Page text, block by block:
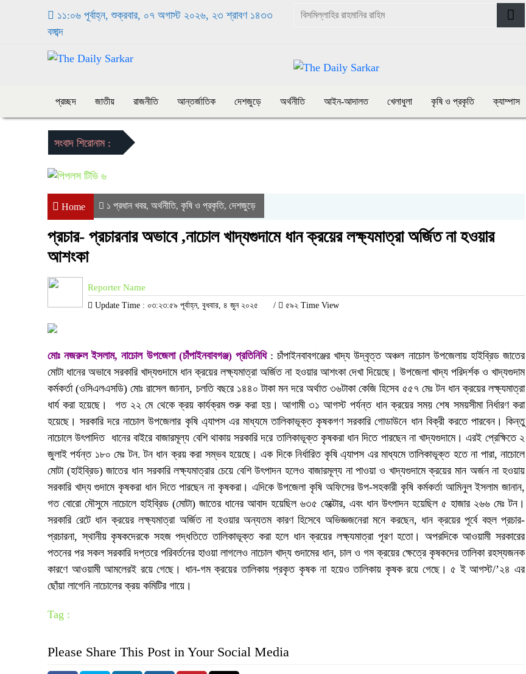
১১:০৬ পূর্বাহ্ন, শুক্রবার, ০৭ অগাস্ট ২০২৬, ২৩ শ্রাবণ ১৪৩৩
বঙ্গাব্দ
প্রচ্ছদ জাতীয় রাজনীতি আন্তর্জাতিক দেশজুড়ে অর্থনীতি আইন-আদালত খেলাধুলা কৃষি ও প্রকৃতি ক্যাম্পাস
সংবাদ শিরোনাম :
Home ১ প্রধান খবর, অর্থনীতি, কৃষি ও প্রকৃতি, দেশজুড়ে
প্রচার- প্রচারনার অভাবে ,নাচোল খাদ্যগুদামে ধান ক্রয়ের লক্ষ্যমাত্রা অর্জিত না হওয়ার
আশংকা
Reporter Name
Update Time : ০৩:২৩:৫৯ পূর্বাহ্ন, বুধবার, ৪ জুন ২০২৫ / ৫৯২ Time View
মোঃ নজরুল ইসলাম, নাচোল উপজেলা (চাঁপাইনবাবগঞ্জ) প্রতিনিধি: চাঁপাইনবাবগঞ্জের খাদ্য উদ্বৃত্ত অঞ্চল নাচোল উপজেলায় হাইব্রিড জাতের
মোটা ধানের অভাবে সরকারি খাদ্যগুদামে ধান ক্রয়ের লক্ষ্যমাত্রা অর্জিত না হওয়ার আশংকা দেখা দিয়েছে। উপজেলা খাদ্য পরিদর্শক ও খাদ্যগুদাম
কর্মকর্তা (ওসিএলএসডি) মোঃ রাসেল জানান, চলতি বছরে ১৪৪০ টাকা মন দরে অর্থাত ৩৬টাকা কেজি হিসেব ৫৫৭ মেঃ টন ধান ক্রয়ের লক্ষ্যমাত্রা
ধার্য করা হয়েছে। গত ২২ মে থেকে ক্রয় কার্যক্রম শুরু করা হয়। আগামী ৩১ আগস্ট পর্যন্ত ধান ক্রয়ের সময় শেষ সময়সীমা নির্ধারণ করা
হয়েছে। সরকারি দরে নাচোল উপজেলার কৃষি এ্যাপস এর মাধ্যমে তালিকাভূক্ত কৃষকগণ সরকারি গোডাউনে ধান বিক্রী করতে পারবেন। কিন্তু
নাচোলে উৎপাদিত ধানের বাইরে বাজারমূল্য বেশি থাকায় সরকারি দরে তালিকাভূক্ত কৃষকরা ধান দিতে পারছেন না খাদ্যগুদামে। এরই প্রেক্ষিতে ২
জুলাই পর্যন্ত ১৮০ মেঃ টন. টন ধান ক্রয় করা সম্ভব হয়েছে। এক দিকে নির্ধারিত কৃষি এ্যাপস এর মাধ্যমে তালিকাভূক্ত হতে না পারা, নাচোলে
মোটা (হাইব্রিড) জাতের ধান সরকারি লক্ষ্যমাত্রার চেয়ে বেশি উৎপাদন হলেও বাজারমূল্য না পাওয়া ও খাদ্যগুদামে ক্রয়ের মান অর্জন না হওয়ায়
সরকারি খাদ্য গুদামে কৃষকরা ধান দিতে পারছেন না কৃষকরা। এদিকে উপজেলা কৃষি অফিসের উপ-সহকারী কৃষি কর্মকর্তা আমিনুল ইসলাম জানান,
গত বোরো মৌসুমে নাচোলে হাইব্রিড (মোটা) জাতের ধানের আবাদ হয়েছিল ৬৩৫ হেক্টোর, এবং ধান উৎপাদন হয়েছিল ৫ হাজার ২৬৬ মেঃ টন।
সরকারি রেটে ধান ক্রয়ের লক্ষ্যমাত্রা অর্জিত না হওয়ার অন্যতম কারণ হিসেবে অভিজ্ঞজনেরা মনে করছেন, ধান ক্রয়ের পূর্বে বহুল প্রচার-
প্রচারনা, স্থানীয় কৃষকদেরকে সহজ পদ্ধতিতে তালিকাভূক্ত করা হলে ধান ক্রয়ের লক্ষ্যমাত্রা পূরণ হতো। অপরদিকে আওয়ামী সরকারের
পতনের পর সকল সরকারি দপ্তরে পরিবর্তনের হাওয়া লাগলেও নাচোল খাদ্য গুদামের ধান, চাল ও গম ক্রয়ের ক্ষেত্রে কৃষকদের তালিকা রহস্যজনক
কারণে আওয়ামী আমলেরই রয়ে গেছে। ধান-গম ক্রয়ের তালিকায় প্রকৃত কৃষক না হয়েও তালিকায় কৃষক রয়ে গেছে। ৫ ই আগস্ট/’২৪ এর
ছোঁয়া লাগেনি নাচোলের ক্রয় কমিটির গায়ে।
Tag :
Please Share This Post in Your Social Media